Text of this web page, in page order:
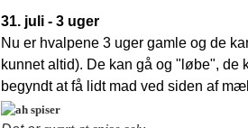
31. juli - 3 uger
Nu er hvalpene 3 uger gamle og de
kunnet altid). De kan gå og "løbe", de
begyndt at få lidt mad ved siden af